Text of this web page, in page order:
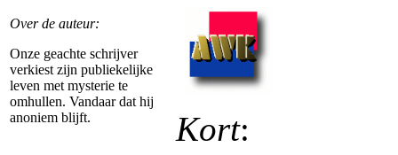
Over de auteur:
Onze geachte schrijver
verkiest zijn publiekelijke
leven met mysterie te
omhullen. Vandaar dat hij
anoniem blijft.
Kort: